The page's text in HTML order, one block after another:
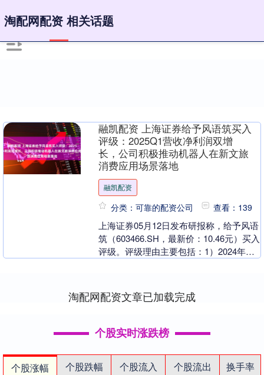
淘配网配资 相关话题
融凯配资 上海证券给予风语筑买入
评级：2025Q1营收净利润双增
长，公司积极推动机器人在新文旅
消费应用场景落地
融凯配资
分类：可靠的配资公司 查看：139
上海证券05月12日发布研报称，给予风语
筑（603466.SH，最新价：10.46元）买入
评级。评级理由主要包括：1）2024年业
淘配网配资文章已加载完成
个股实时涨跌榜
个股涨幅 个股跌幅 个股流入 个股流出
换手率